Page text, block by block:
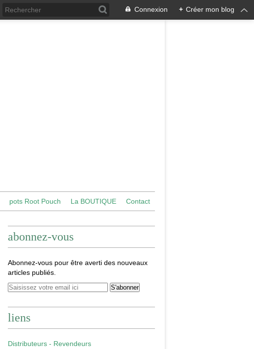
Connexion + Créer mon blog
pots Root Pouch La BOUTIQUE Contact
abonnez-vous
Abonnez-vous pour être averti des nouveaux
articles publiés.
liens
Distributeurs - Revendeurs